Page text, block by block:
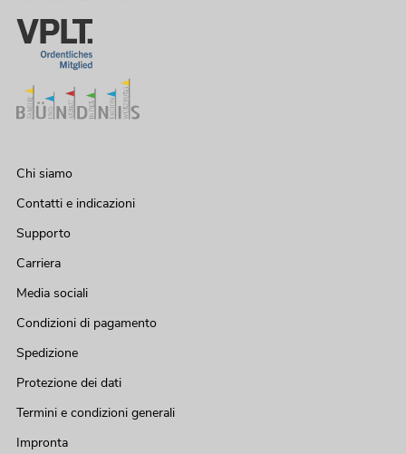
Chi siamo
Contatti e indicazioni
Supporto
Carriera
Media sociali
Condizioni di pagamento
Spedizione
Protezione dei dati
Termini e condizioni generali
Impronta